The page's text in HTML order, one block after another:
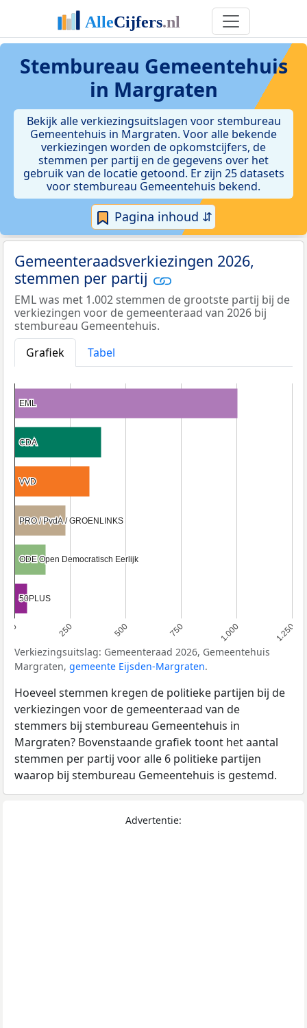
Stembureau Gemeentehuis
in Margraten
Bekijk alle verkiezingsuitslagen voor stembureau
Gemeentehuis in Margraten. Voor alle bekende
verkiezingen worden de opkomstcijfers, de
stemmen per partij en de gegevens over het
gebruik van de locatie getoond. Er zijn 25 datasets
voor stembureau Gemeentehuis bekend.
Pagina inhoud ⇵
Gemeenteraadsverkiezingen 2026,
stemmen per partij
EML was met 1.002 stemmen de grootste partij bij de
verkiezingen voor de gemeenteraad van 2026 bij
stembureau Gemeentehuis.
Grafiek
Tabel
0 250 500 750 1.000 1.250
EML
EML
CDA
CDA
VVD
VVD
PRO / PvdA / GROENLINKS
PRO / PvdA / GROENLINKS
ODE Open Democratisch Eerlijk
ODE Open Democratisch Eerlijk
50PLUS
50PLUS
Verkiezingsuitslag: Gemeenteraad 2026, Gemeentehuis
Margraten, gemeente Eijsden-Margraten.
Hoeveel stemmen kregen de politieke partijen bij de
verkiezingen voor de gemeenteraad van de
stemmers bij stembureau Gemeentehuis in
Margraten? Bovenstaande grafiek toont het aantal
stemmen per partij voor alle 6 politieke partijen
waarop bij stembureau Gemeentehuis is gestemd.
Advertentie: